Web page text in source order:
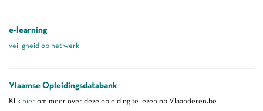
e-learning
veiligheid op het werk
Vlaamse Opleidingsdatabank
Klik hier om meer over deze opleiding te lezen op Vlaanderen.be